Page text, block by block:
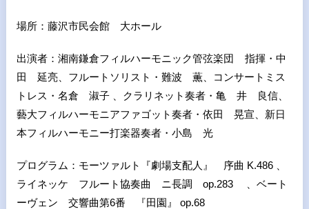
場所：藤沢市民会館 大ホール
出演者：湘南鎌倉フィルハーモニック管弦楽団 指揮・中
田 延亮、フルートソリスト・難波 薫、コンサートミス
トレス・名倉 淑子 、クラリネット奏者・亀 井 良信、
藝大フィルハーモニアファゴット奏者・依田 晃宣、新日
本フィルハーモニー打楽器奏者・小島 光
プログラム：モーツァルト『劇場支配人』 序曲 K.486 、
ライネッケ フルート協奏曲 ニ長調 op.283 、ベート
ーヴェン 交響曲第6番 『田園』 op.68